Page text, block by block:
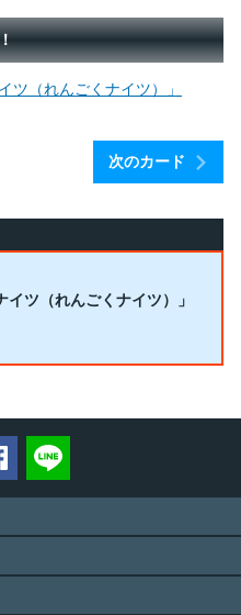
ツ（れんごくナイツ）」
次のカード
ツ（れんごくナイツ）」
トする
Facebookでシェアする